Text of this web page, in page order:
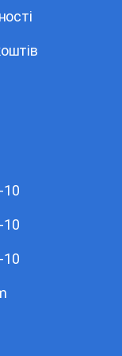
10
10
10